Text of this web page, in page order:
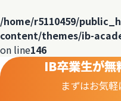
/home/r5110459/
content/themes/ib-
on line146
IB卒業生が無
まずはお気軽